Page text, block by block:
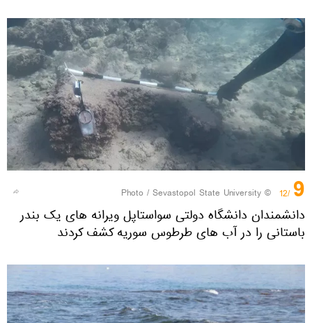
9
/12
© Photo /
Sevastopol State University
دانشمندان دانشگاه دولتی سواستاپل ویرانه های یک بندر
باستانی را در آب های طرطوس سوریه کشف کردند